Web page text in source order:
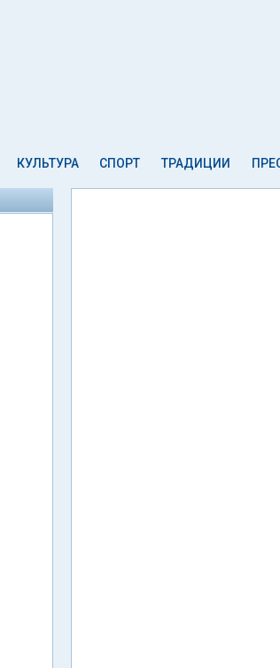
КУЛЬТУРА СПОРТ ТРАДИЦИИ